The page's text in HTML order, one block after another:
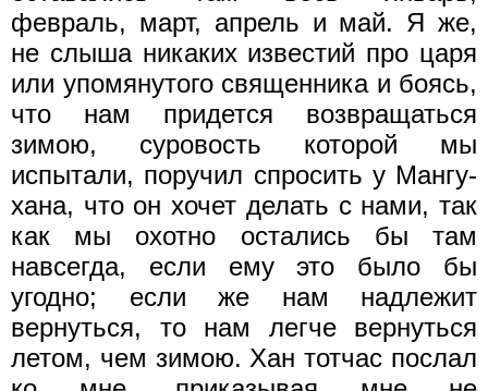
февраль, март, апрель и май. Я же,
не слыша никаких известий про царя
или упомянутого священника и боясь,
что нам придется возвращаться
зимою, суровость которой мы
испытали, поручил спросить у Мангу-
хана, что он хочет делать с нами, так
как мы охотно остались бы там
навсегда, если ему это было бы
угодно; если же нам надлежит
вернуться, то нам легче вернуться
летом, чем зимою. Хан тотчас послал